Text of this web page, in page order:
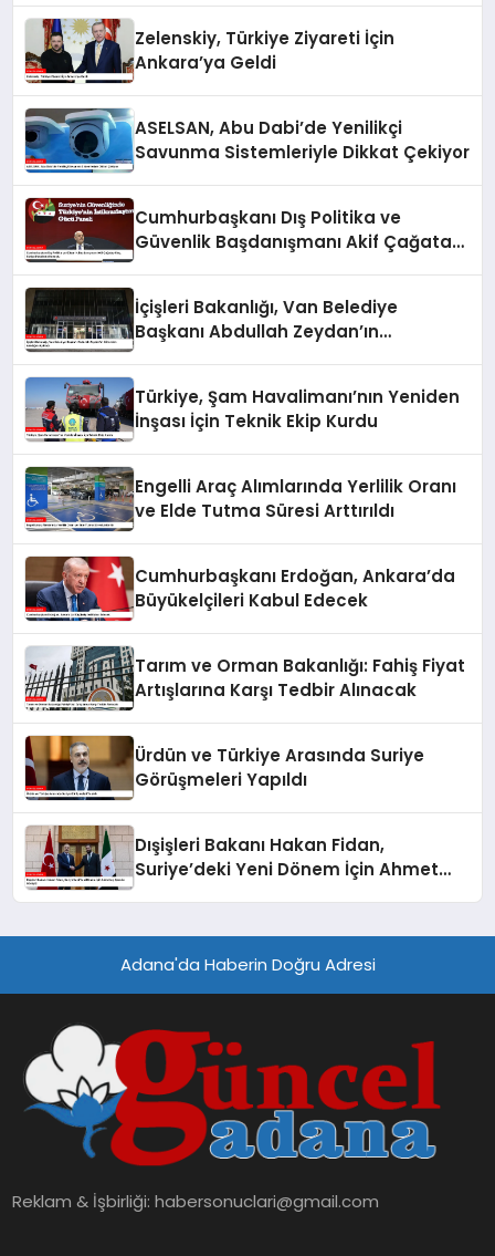
Zelenskiy, Türkiye Ziyareti İçin
Ankara’ya Geldi
ASELSAN, Abu Dabi’de Yenilikçi
Savunma Sistemleriyle Dikkat Çekiyor
Cumhurbaşkanı Dış Politika ve
Güvenlik Başdanışmanı Akif Çağatay
İçişleri Bakanlığı, Van Belediye
Başkanı Abdullah Zeydan’ın
Türkiye, Şam Havalimanı’nın Yeniden
İnşası İçin Teknik Ekip Kurdu
Engelli Araç Alımlarında Yerlilik Oranı
ve Elde Tutma Süresi Arttırıldı
Cumhurbaşkanı Erdoğan, Ankara’da
Büyükelçileri Kabul Edecek
Tarım ve Orman Bakanlığı: Fahiş Fiyat
Artışlarına Karşı Tedbir Alınacak
Ürdün ve Türkiye Arasında Suriye
Görüşmeleri Yapıldı
Dışişleri Bakanı Hakan Fidan,
Suriye’deki Yeni Dönem İçin Ahmet
Adana'da Haberin Doğru Adresi
Reklam & İşbirliği:habersonuclari@gmail.com